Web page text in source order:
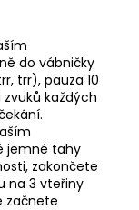
do vábničky
trr), pauza 10
každých
jemné tahy
zakončete
na 3 vteřiny
začnete